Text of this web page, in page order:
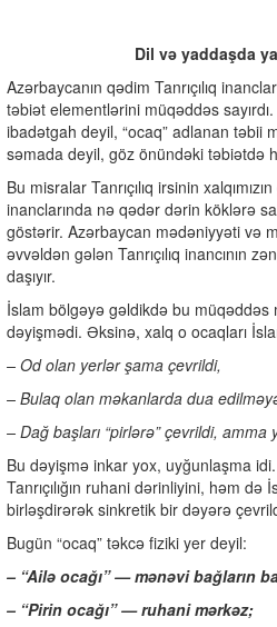
Dil və yaddaşda
Azərbaycanın qədim Tanrıçılıq
təbiət elementlərini müqəddəs
ibadətgah deyil, “ocaq” adlanan təbii
səmada deyil, göz önündəki təbiətdə
Bu misralar Tanrıçılıq irsinin
inanclarında nə qədər dərin köklərə
göstərir. Azərbaycan mədəniyyəti və
əvvəldən gələn Tanrıçılıq inancının
daşıyır.
İslam bölgəyə gəldikdə bu
dəyişmədi. Əksinə, xalq o ocaqları
– Od olan yerlər şama çevrildi,
– Bulaq olan məkanlarda dua
– Dağ başları “pirlərə” çevrildi, amma
Bu dəyişmə inkar yox, uyğunlaşma idi.
Tanrıçılığın ruhani dərinliyini, həm də
birləşdirərək sinkretik bir dəyərə
Bugün “ocaq” təkcə fiziki yer deyil:
– “Ailə ocağı” — mənəvi bağların
– “Pirin ocağı” — ruhani mərkəz;